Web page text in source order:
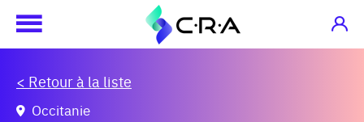
< Retour à la liste
Occitanie